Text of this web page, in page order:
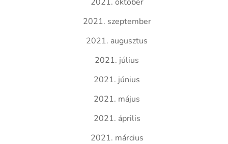
2021. szeptember
2021. augusztus
2021. július
2021. június
2021. május
2021. április
2021. március